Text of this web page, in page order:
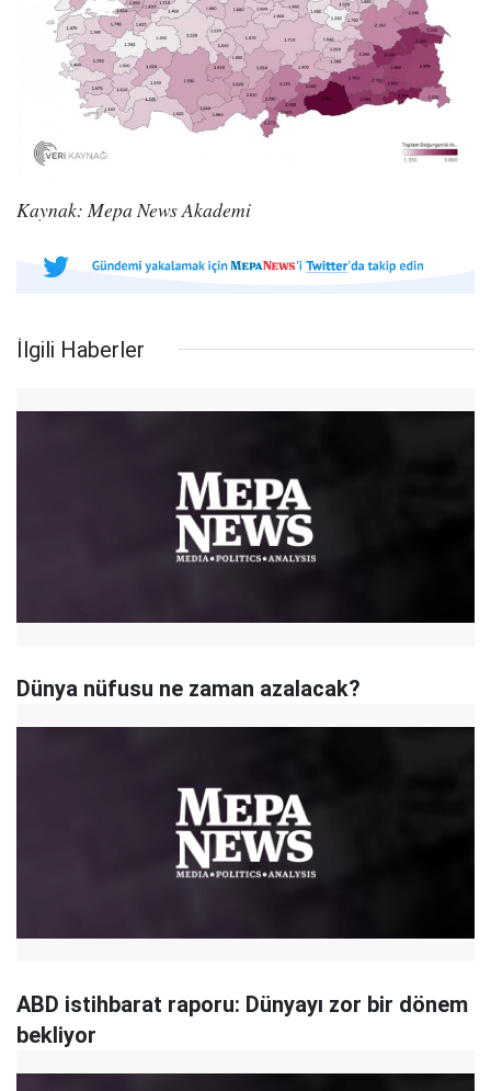
Kaynak: Mepa News Akademi
İlgili Haberler
Dünya nüfusu ne zaman azalacak?
ABD istihbarat raporu: Dünyayı zor bir dönem
bekliyor